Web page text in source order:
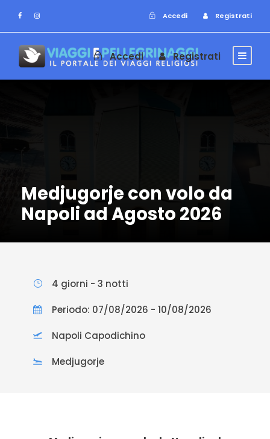
Accedi Registrati
Accedi Registrati
Medjugorje con volo da
Napoli ad Agosto 2026
4 giorni - 3 notti
Periodo: 07/08/2026 - 10/08/2026
Napoli Capodichino
Medjugorje